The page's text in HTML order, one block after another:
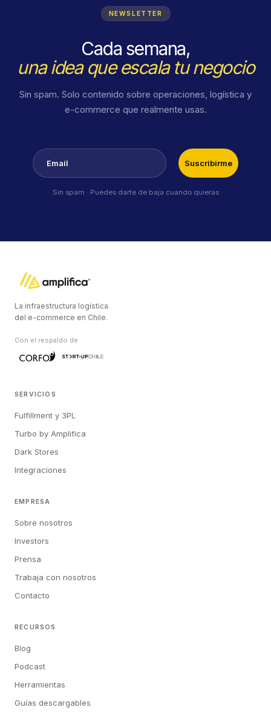
NEWSLETTER
Cada semana,
una idea que escala tu negocio
Sin spam. Solo contenido sobre operaciones, logística y
e-commerce que realmente usas.
Email
Suscribirme
Sin spam · Puedes darte de baja cuando quieras
La infraestructura logística
del e-commerce en Chile.
Con el respaldo de
SERVICIOS
Fulfillment y 3PL
Turbo by Amplifica
Dark Stores
Integraciones
EMPRESA
Sobre nosotros
Investors
Prensa
Trabaja con nosotros
Contacto
RECURSOS
Blog
Podcast
Herramientas
Guías descargables